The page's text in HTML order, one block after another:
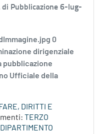
di Pubblicazione 6-lug-
0
dirigenziale
pubblicazione
Ufficiale della
DIRITTI E
TERZO
DIPARTIMENTO